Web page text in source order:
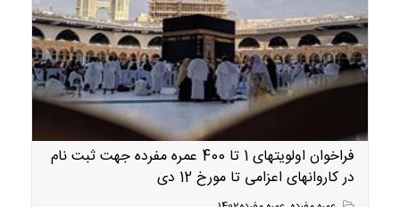
فراخوان اولویتهای 1 تا 400 عمره مفرده جهت ثبت نام
در کاروانهای اعزامی تا مورخ 12 دی